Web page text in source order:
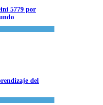
5779 por
del